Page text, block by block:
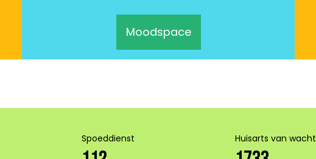
Moodspace
Spoeddienst Huisarts van wacht